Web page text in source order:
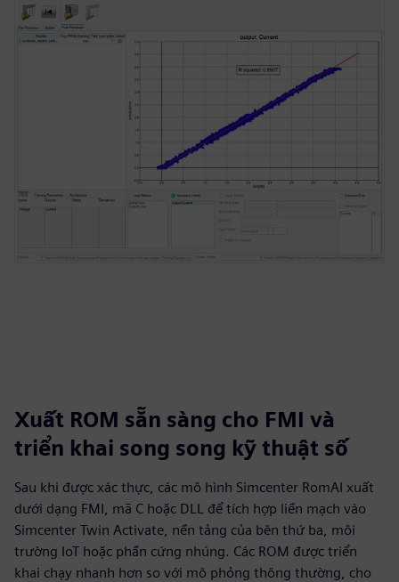
Xuất ROM sẵn sàng cho FMI và
triển khai song song kỹ thuật số
Sau khi được xác thực, các mô hình Simcenter RomAI xuất
dưới dạng FMI, mã C hoặc DLL để tích hợp liền mạch vào
Simcenter Twin Activate, nền tảng của bên thứ ba, môi
trường IoT hoặc phần cứng nhúng. Các ROM được triển
khai chạy nhanh hơn so với mô phỏng thông thường, cho